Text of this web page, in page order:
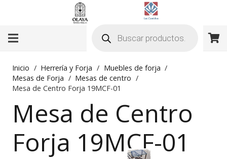
productos
Inicio / Herrería y Forja / Muebles de forja /
Mesas de Forja / Mesas de centro /
Mesa de Centro Forja 19MCF-01
Mesa de Centro
Forja 19MCF-01